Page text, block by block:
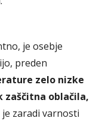
je osebje
preden
zelo nizke
zaščitna oblačila,
zaradi varnosti